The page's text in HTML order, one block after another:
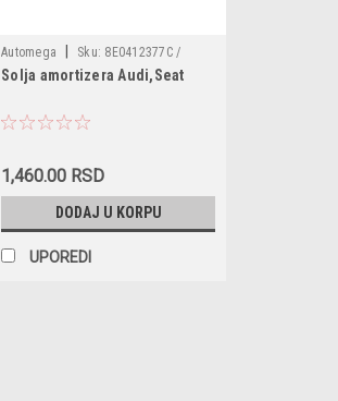
Automega Sku: 8E0412377C /
110070210 / 8E0412377
Solja amortizera Audi,Seat
1,460.00 RSD
DODAJ U KORPU
UPOREDI
4E0498103 / 4E0498103X /